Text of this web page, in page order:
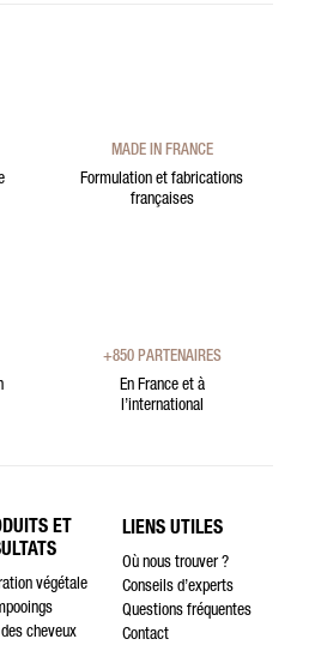
MADE IN FRANCE
Formulation et fabrications
françaises
+850 PARTENAIRES
En France et à
l’international
ET
végétale
cheveux
LIENS UTILES
Où nous trouver ?
Conseils d’experts
Questions fréquentes
Contact